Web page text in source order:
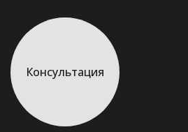
Консультация